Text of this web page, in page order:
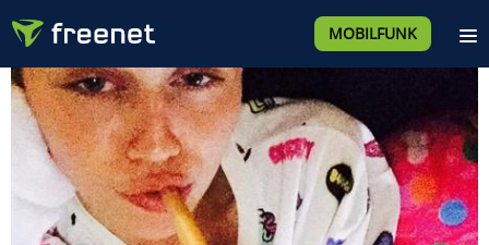
MOBILFUNK